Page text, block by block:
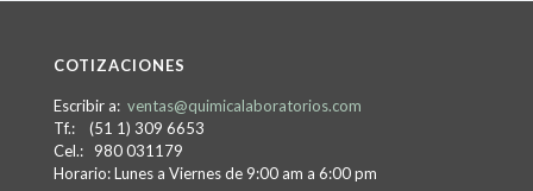
COTIZACIONES
Escribir a: ventas@quimicalaboratorios.com
Tf.: (51 1) 309 6653
Cel.: 980 031179
Horario: Lunes a Viernes de 9:00 am a 6:00 pm